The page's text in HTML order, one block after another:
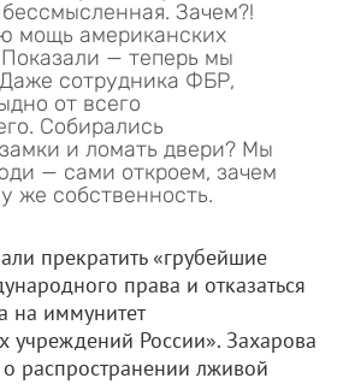
Зачем?!
мощь американских
— теперь мы
сотрудника ФБР,
от всего
Собирались
и ломать двери? Мы
— сами откроем, зачем
же собственность.
прекратить «грубейшие
права и отказаться
на иммунитет
учреждений России». Захарова
распространении лживой